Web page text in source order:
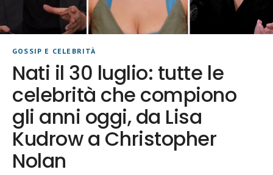
GOSSIP E CELEBRITÀ
Nati il 30 luglio: tutte le
celebrità che compiono
gli anni oggi, da Lisa
Kudrow a Christopher
Nolan